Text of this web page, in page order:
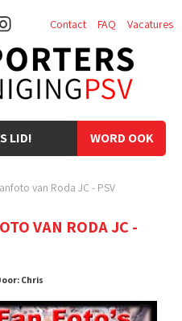
WORD OOK
LID!
Contact FAQ Vacatures
van Roda JC - PSV
VAN RODA JC -
Chris